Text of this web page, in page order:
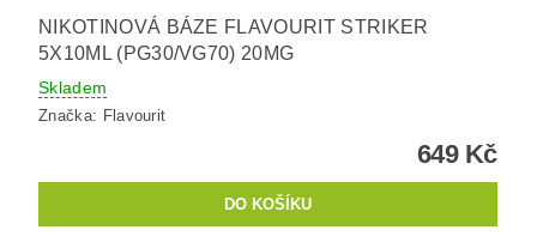
NIKOTINOVÁ BÁZE FLAVOURIT STRIKER
5X10ML (PG30/VG70) 20MG
Skladem
Značka: Flavourit
649 Kč